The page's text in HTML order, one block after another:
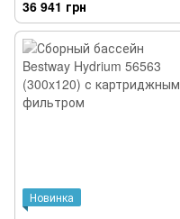
36 941 грн
Новинка